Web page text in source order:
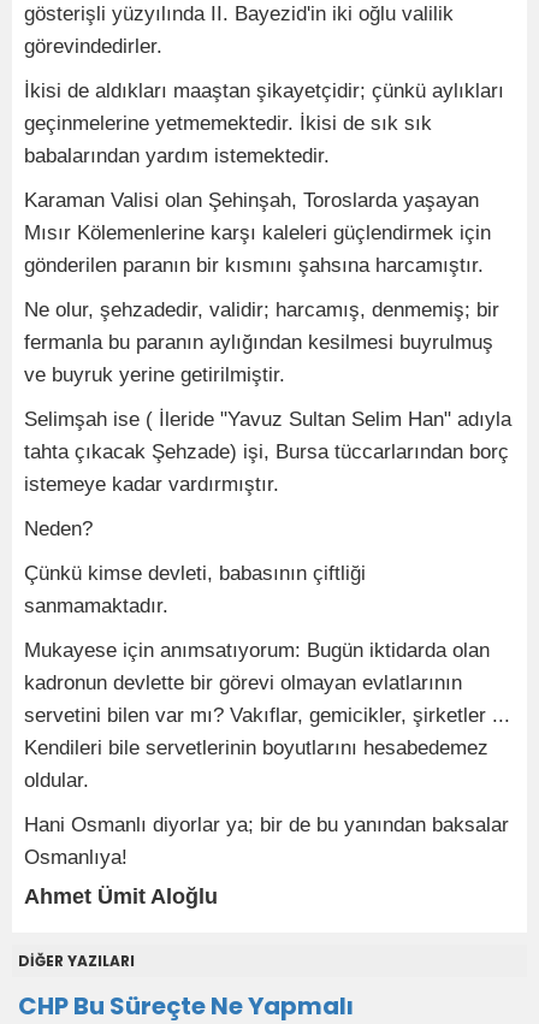
gösterişli yüzyılında II. Bayezid'in iki oğlu valilik
görevindedirler.
İkisi de aldıkları maaştan şikayetçidir; çünkü aylıkları
geçinmelerine yetmemektedir. İkisi de sık sık
babalarından yardım istemektedir.
Karaman Valisi olan Şehinşah, Toroslarda yaşayan
Mısır Kölemenlerine karşı kaleleri güçlendirmek için
gönderilen paranın bir kısmını şahsına harcamıştır.
Ne olur, şehzadedir, validir; harcamış, denmemiş; bir
fermanla bu paranın aylığından kesilmesi buyrulmuş
ve buyruk yerine getirilmiştir.
Selimşah ise ( İleride "Yavuz Sultan Selim Han" adıyla
tahta çıkacak Şehzade) işi, Bursa tüccarlarından borç
istemeye kadar vardırmıştır.
Neden?
Çünkü kimse devleti, babasının çiftliği
sanmamaktadır.
Mukayese için anımsatıyorum: Bugün iktidarda olan
kadronun devlette bir görevi olmayan evlatlarının
servetini bilen var mı? Vakıflar, gemicikler, şirketler ...
Kendileri bile servetlerinin boyutlarını hesabedemez
oldular.
Hani Osmanlı diyorlar ya; bir de bu yanından baksalar
Osmanlıya!
Ahmet Ümit Aloğlu
DİĞER YAZILARI
CHP Bu Süreçte Ne Yapmalı